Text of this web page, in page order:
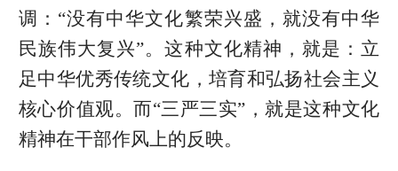
调：“没有中华文化繁荣兴盛，就没有中华
民族伟大复兴”。这种文化精神，就是：立
足中华优秀传统文化，培育和弘扬社会主义
核心价值观。而“三严三实”，就是这种文化
精神在干部作风上的反映。